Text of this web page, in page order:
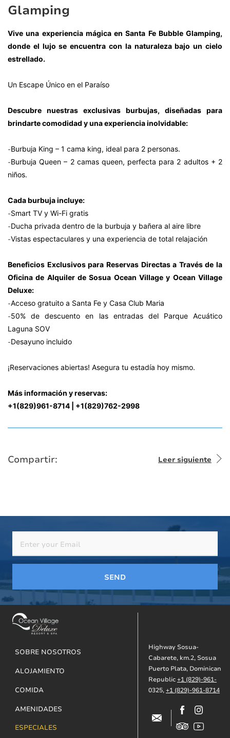
Glamping
Vive una experiencia mágica en Santa Fe Bubble Glamping,
donde el lujo se encuentra con la naturaleza bajo un cielo
estrellado.
Un Escape Único en el Paraíso
Descubre nuestras exclusivas burbujas, diseñadas para
brindarte comodidad y una experiencia inolvidable:
-Burbuja King – 1 cama king, ideal para 2 personas.
-Burbuja Queen – 2 camas queen, perfecta para 2 adultos + 2
niños.
Cada burbuja incluye:
-Smart TV y Wi-Fi gratis
-Ducha privada dentro de la burbuja y bañera al aire libre
-Vistas espectaculares y una experiencia de total relajación
Beneficios Exclusivos para Reservas Directas a Través de la
Oficina de Alquiler de Sosua Ocean Village y Ocean Village
Deluxe:
-Acceso gratuito a Santa Fe y Casa Club Maria
-50% de descuento en las entradas del Parque Acuático
Laguna SOV
-Desayuno incluido
¡Reservaciones abiertas! Asegura tu estadía hoy mismo.
Más información y reservas:
+1(829)961-8714 | +1(829)762-2998
Compartir: Leer siguiente
SEND
Footer
SOBRE NOSOTROS
ALOJAMIENTO
COMIDA
AMENIDADES
ESPECIALES
Highway Sosua-
Cabarete, km.2, Sosua
Puerto Plata, Dominican
Republic+1 (829)-961-
0325,+1 (829)-961-8714